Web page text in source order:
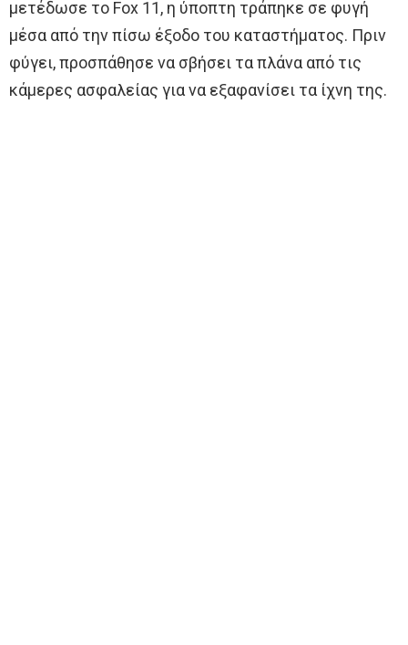
μετέδωσε το Fox 11, η ύποπτη τράπηκε σε φυγή
μέσα από την πίσω έξοδο του καταστήματος. Πριν
φύγει, προσπάθησε να σβήσει τα πλάνα από τις
κάμερες ασφαλείας για να εξαφανίσει τα ίχνη της.